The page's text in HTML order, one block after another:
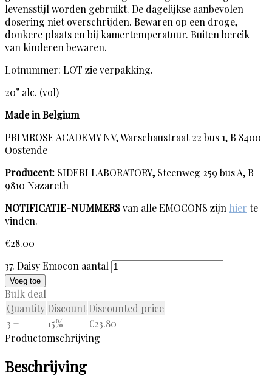
levensstijl worden gebruikt. De dagelijkse aanbevolen
dosering niet overschrijden. Bewaren op een droge,
donkere plaats en bij kamertemperatuur. Buiten bereik
van kinderen bewaren.
Lotnummer: LOT zie verpakking.
20° alc. (vol)
Made in Belgium
PRIMROSE ACADEMY NV, Warschaustraat 22 bus 1, B 8400
Oostende
Producent: SIDERI LABORATORY, Steenweg 259 bus A, B
9810 Nazareth
NOTIFICATIE-NUMMERSvan alle EMOCONS zijn hier te
vinden.
€28.00
37. Daisy Emocon aantal
Voeg toe
Bulk deal
Quantity Discount Discounted price
3 +
15% €23.80
Productomschrijving
Beschrijving